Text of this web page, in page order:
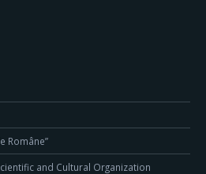
Române”
and Cultural Organization